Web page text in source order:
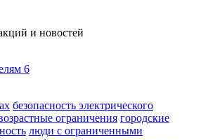
и новостей
6
безопасность электрического
ограничения городские
люди с ограниченными